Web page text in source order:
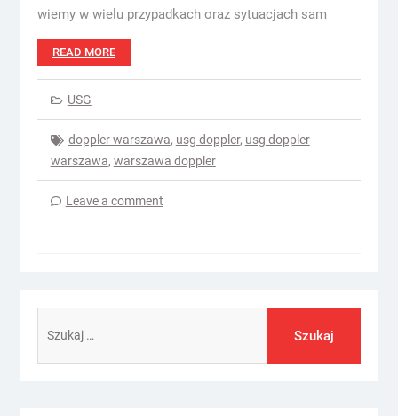
wiemy w wielu przypadkach oraz sytuacjach sam
READ MORE
USG
doppler warszawa, usg doppler, usg doppler
warszawa, warszawa doppler
Leave a comment